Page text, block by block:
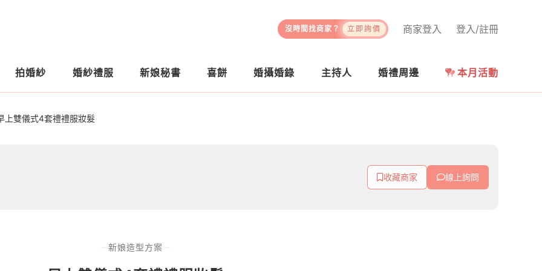
登入/註冊
商家登入
沒時間找商家？ 立即詢價
拍婚紗 婚紗禮服 新娘秘書 喜餅 婚攝婚錄 主持人 婚禮周邊 本月活動
上雙儀式4套禮禮服妝髮
收藏商家 線上詢問
新娘造型方案